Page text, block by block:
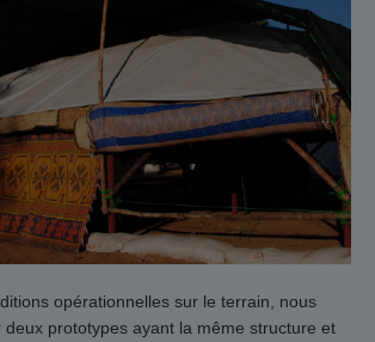
opérationnelles sur le terrain, nous
deux prototypes ayant la même structure et